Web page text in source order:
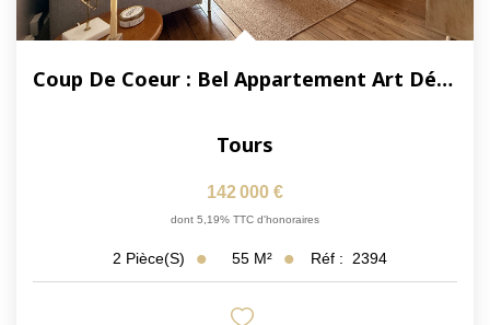
Coup De Coeur : Bel Appartement Art Déco De 55 M² ? Tours...
Tours
142 000 €
dont 5,19% TTC d'honoraires
2 Pièce(s) 55 M² Réf : 2394